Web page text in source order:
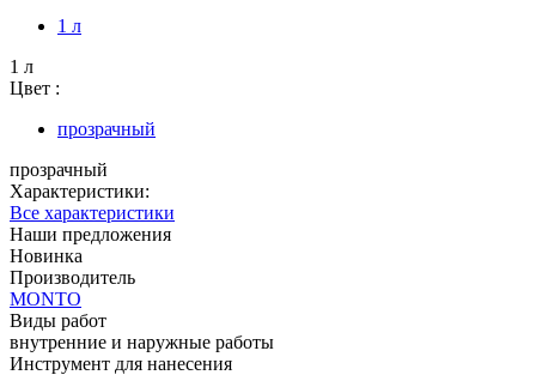
1 л
1 л
Цвет :
прозрачный
прозрачный
Характеристики:
Все характеристики
Наши предложения
Новинка
Производитель
MONTO
Виды работ
внутренние и наружные работы
Инструмент для нанесения